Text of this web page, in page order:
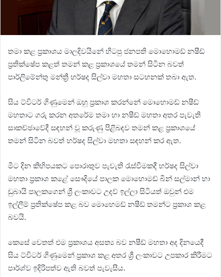
තමා කළ ප්‍රකාශය මාලදිවයිනේ හිටපු ජනපති මොහොමඩ් නෂීඩ්
ප්‍රතික්ෂේප කළත් තමන් කළ ප්‍රකාශයේ තමන් සිටින බවත්
පාර්ලිමේන්තු මන්ත්‍රී හර්ෂද සිල්වා මහතා සටහනක් තබා ඇත.
සිය ට්විටර් ගිණුමෙන් ඔහු ප්‍රකාශ කරන්නේ මොහොමඩ් නෂීඩ්
මහතාට ගරු කරන අතරේම තමා හා නෂීඩ් මහතා අතර පැවැති
සාකච්ඡාවේදී සඳහන් වූ කරුණු පිළිබඳව තමන් කළ ප්‍රකාශයේ
තමන් සිටින බවත් හර්ෂද සිල්වා මහතා සඳහන් කර ඇත.
මීට දින කිහිපයකට පොරාතුව පැවැති රැස්වීමකදී හර්ෂද සිල්වා
මහතා ප්‍රකාශ කළේ සෞදියේ පාලක මොහොමඩ් බින් සල්මාන් හා
ඩුබායි පාලකගෙන් ශ්‍රී ලංකාවට උදව් ඉල්ලා සිටියත් ඔවුන් එම
ඉල්ලීම් ප්‍රතික්ෂේප කළ බව මොහෙමඩ් නෂීඩ් තමන්ට ප්‍රකාශ කළ
බවයි.
කෙසේ වෙතත් එම ප්‍රකාශය අසත්‍ය බව නෂීඩ් මහතා අද දිනයෙදී
සිය ට්විටර් ගිණුමෙන් ප්‍රකාශ කළ අතර ශ්‍රී ලංකාවට උපකාර කිරීමට
පාර්ශ්ව ඉදිරිපත්ව ඇති බවත් පැවැසීය.